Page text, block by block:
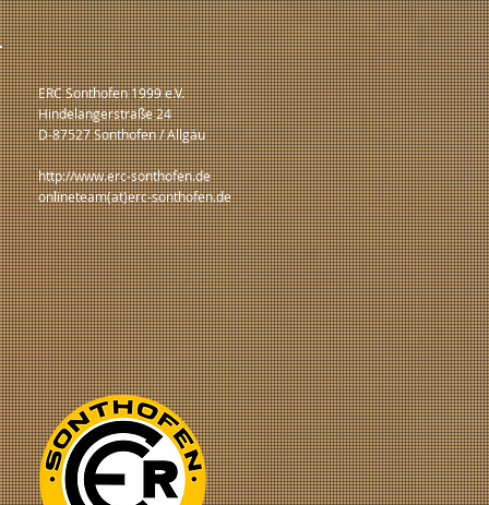
ERC Sonthofen 1999 e.V.
Hindelangerstraße 24
D-87527 Sonthofen / Allgäu
http://www.erc-sonthofen.de
onlineteam(at)erc-sonthofen.de